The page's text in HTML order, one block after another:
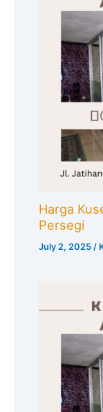
Harga
Persegi
July 2, 2025/